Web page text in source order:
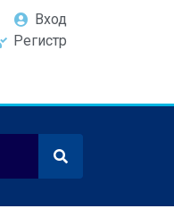
Вход
Регистр